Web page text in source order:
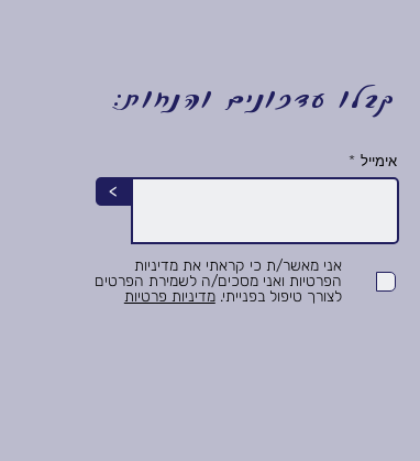
קבלו עדכונים והנחות:
>
אימייל
אני מאשר/ת כי קראתי את מדיניות
הפרטיות ואני מסכים/ה לשמירת הפרטים
לצורך טיפול בפנייתי. מדיניות פרטיות